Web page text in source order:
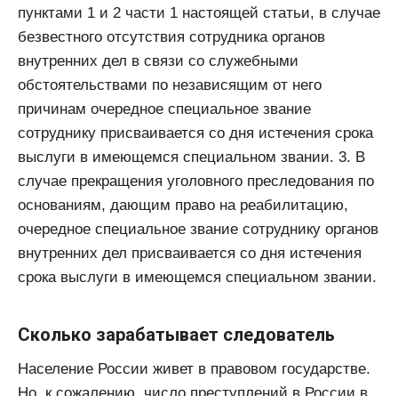
пунктами 1 и 2 части 1 настоящей статьи, в случае
безвестного отсутствия сотрудника органов
внутренних дел в связи со служебными
обстоятельствами по независящим от него
причинам очередное специальное звание
сотруднику присваивается со дня истечения срока
выслуги в имеющемся специальном звании. 3. В
случае прекращения уголовного преследования по
основаниям, дающим право на реабилитацию,
очередное специальное звание сотруднику органов
внутренних дел присваивается со дня истечения
срока выслуги в имеющемся специальном звании.
Сколько зарабатывает следователь
Население России живет в правовом государстве.